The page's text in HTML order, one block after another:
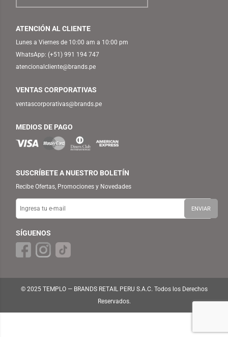
ATENCIÓN AL CLIENTE
Lunes a Viernes de 10:00 am a 10:00 pm
WhatsApp: (+51) 991 194 747
atencionalcliente@brands.pe
VENTAS CORPORATIVAS
ventascorporativas@brands.pe
MEDIOS DE PAGO
SUSCRÍBETE A NUESTRO BOLETÍN
Recibe Ofertas, Promociones y Novedades
SÍGUENOS
© 2025 TEMPLO — BRANDS RETAIL PERU S.A.C. Todos los Derechos
Reservados.